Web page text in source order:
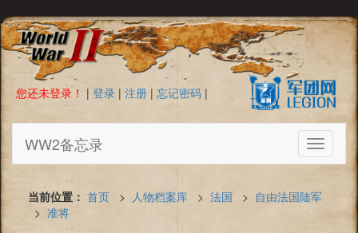
您还未登录！ | 登录 | 注册 | 忘记密码 |
Toggle
WW2备忘录
当前位置： 首页 > 人物档案库 > 法国 > 自由法国陆军
> 准将